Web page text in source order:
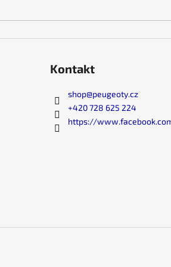
Kontakt
shop@peugeoty.cz
+420 728 625 224
https://